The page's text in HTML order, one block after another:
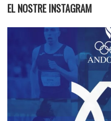
EL NOSTRE INSTAGRAM